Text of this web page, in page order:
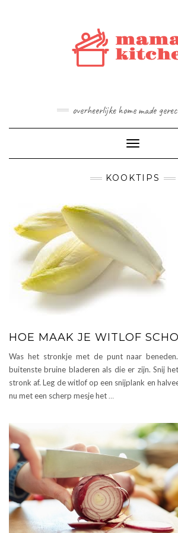
overheerlijke home made
Toggle
KOOKTIPS
HOE MAAK JE WITLOF
Was het stronkje met de punt naar
buitenste bruine bladeren als die er zijn. Snij
stronk af. Leg de witlof op een snijplank en
nu met een scherp mesje het …